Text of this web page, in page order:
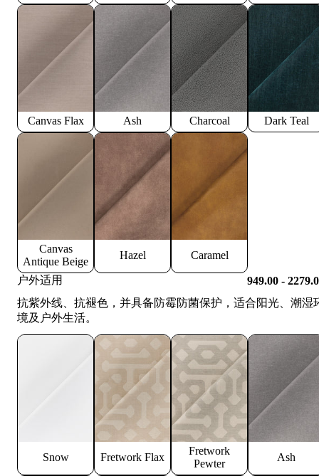
Canvas Flax Ash Charcoal Dark Teal
Canvas
Antique Beige
Hazel Caramel
户外适用
949.00 -
抗紫外线、抗褪色，并具备防霉防菌保护，适合阳光、潮湿
境及户外生活。
Snow Fretwork Flax
Fretwork
Pewter
Ash